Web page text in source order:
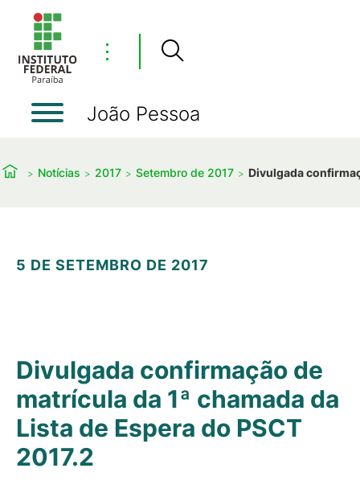
⋮
João Pessoa
Notícias 2017 Setembro de 2017 Divulgada
5 DE SETEMBRO DE 2017
Divulgada confirmação de
matrícula da 1ª chamada da
Lista de Espera do PSCT
2017.2